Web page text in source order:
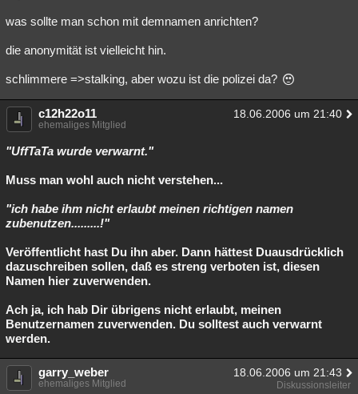
was sollte man schon mit demnamen anrichten?
die anonymität ist vielleicht hin.
schlimmere =>stalking, aber wozu ist die polizei da?
c12h22o11 18.06.2006 um 21:40
ehemaliges Mitglied
"UffTaTa wurde verwarnt."
Muss man wohl auch nicht verstehen...
"ich habe ihm nicht erlaubt meinen richtigen namen
zubenutzen.........!"
Veröffentlicht hast Du ihn aber. Dann hättest Duausdrücklich
dazuschreiben sollen, daß es streng verboten ist, diesen
Namen hier zuverwenden.
Ach ja, ich hab Dir übrigens nicht erlaubt, meinen
Benutzernamen zuverwenden. Du solltest auch verwarnt
werden.
garry_weber 18.06.2006 um 21:43
ehemaliges Mitglied Diskussionsleiter